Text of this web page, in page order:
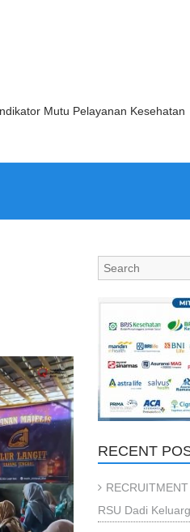
Mutu Pelayanan Kesehatan
RECENT
RSU Dadi